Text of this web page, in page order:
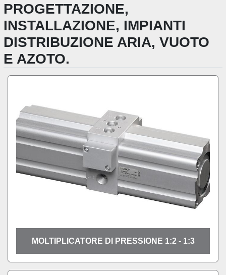
PROGETTAZIONE,
INSTALLAZIONE, IMPIANTI
DISTRIBUZIONE ARIA, VUOTO
E AZOTO.
MOLTIPLICATORE DI PRESSIONE 1:2 - 1:3